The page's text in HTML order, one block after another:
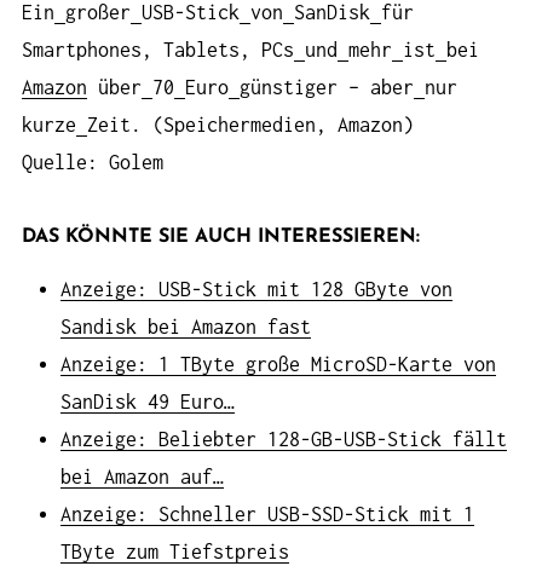
Ein großer USB-Stick von SanDisk
für
Smartphones, Tablets, PCs
und mehr ist
bei
Amazon über 70 Euro günstiger – aber
nur
kurze
Zeit. (Speichermedien, Amazon)
Quelle: Golem
DAS KÖNNTE SIE AUCH INTERESSIEREN:
Anzeige: USB-Stick mit 128 GByte von
Sandisk bei Amazon fast
Anzeige: 1 TByte große MicroSD-Karte von
SanDisk 49 Euro…
Anzeige: Beliebter 128-GB-USB-Stick fällt
bei Amazon auf…
Anzeige: Schneller USB-SSD-Stick mit 1
TByte zum Tiefstpreis